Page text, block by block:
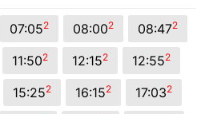
07:052 08:002 08:472
11:502 12:152 12:552
15:252 16:152 17:032